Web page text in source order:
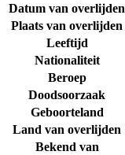
Datum van overlijden
Plaats van overlijden
Leeftijd
Nationaliteit
Beroep
Doodsoorzaak
Geboorteland
Land van overlijden
Bekend van